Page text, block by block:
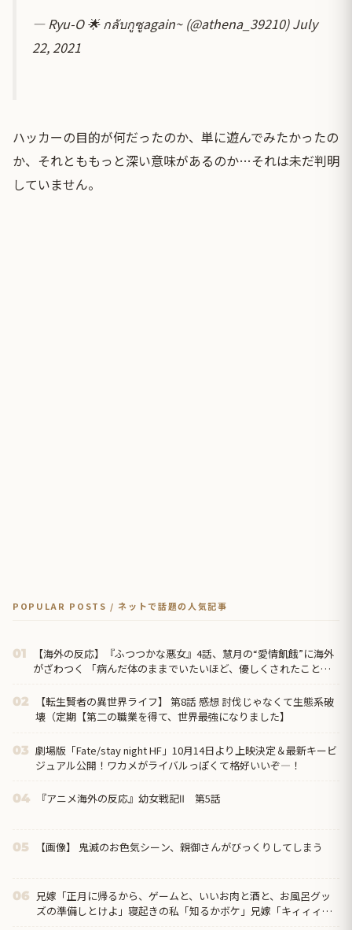
— Ryu-O 🌟 กลับกูซูagain~ (@athena_39210)July
22, 2021
ハッカーの目的が何だったのか、単に遊んでみたかったの
か、それとももっと深い意味があるのか…それは未だ判明
していません。
POPULAR POSTS / ネットで話題の人気記事
01
【海外の反応】『ふつつかな悪女』4話、慧月の“愛情飢餓”に海外
がざわつく 「病んだ体のままでいたいほど、優しくされたことが
02
【転生賢者の異世界ライフ】 第8話 感想 討伐じゃなくて生態系破
壊（定期【第二の職業を得て、世界最強になりました】
03 劇場版「Fate/stay night HF」10月14日より上映決定＆最新キービ
ジュアル公開！ワカメがライバルっぽくて格好いいぞ―！
04 『アニメ海外の反応』幼女戦記Ⅱ 第5話
05 【画像】 鬼滅のお色気シーン、親御さんがびっくりしてしまう
06
兄嫁「正月に帰るから、ゲームと、いいお肉と酒と、お風呂グッ
ズの準備しとけよ」寝起きの私「知るかボケ」兄嫁「キィィィィ